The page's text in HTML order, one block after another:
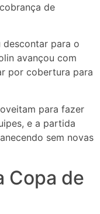
de
descontar para o
avançou com
por cobertura para
para fazer
e a partida
sem novas
Copa de